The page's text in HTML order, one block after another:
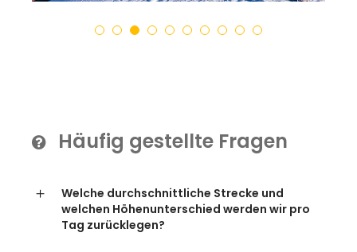
Häufig gestellte Fragen
Welche durchschnittliche Strecke und
welchen Höhenunterschied werden wir pro
Tag zurücklegen?